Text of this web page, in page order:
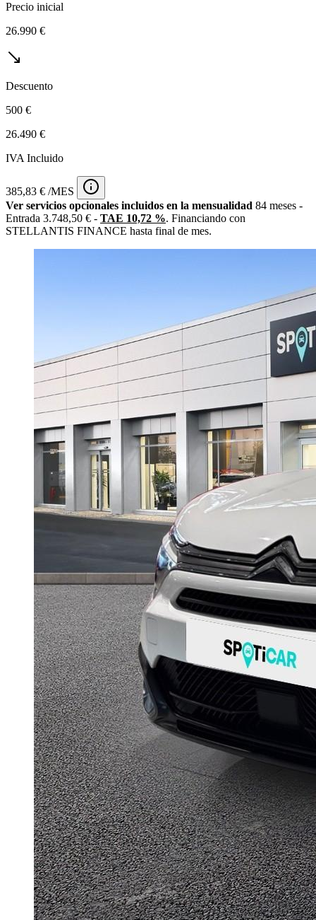
Precio inicial
26.990 €
Descuento
500 €
26.490 €
IVA Incluido
385,83 € /MES
Ver servicios opcionales incluidos en la mensualidad 84 meses -
Entrada 3.748,50 € - TAE 10,72 %. Financiando con
STELLANTIS FINANCE hasta final de mes.